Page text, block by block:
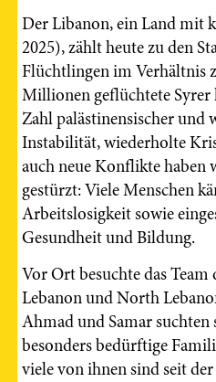
Der Libanon, ein Land mit
2025), zählt heute zu den
Flüchtlingen im Verhältnis
Millionen geflüchtete
Zahl palästinensischer und
Instabilität, wiederholte
auch neue Konflikte
gestürzt: Viele Menschen
Arbeitslosigkeit sowie
Gesundheit und Bildung.
Vor Ort besuchte das
Lebanon und North
Ahmad und Samar
besonders bedürftige
viele von ihnen sind seit